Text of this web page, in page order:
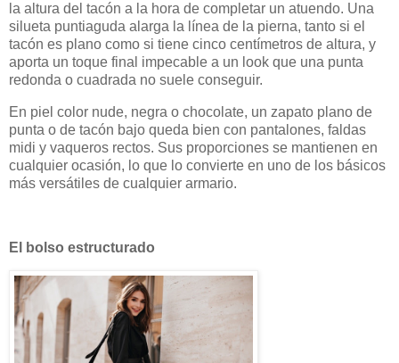
la altura del tacón a la hora de completar un atuendo. Una
silueta puntiaguda alarga la línea de la pierna, tanto si el
tacón es plano como si tiene cinco centímetros de altura, y
aporta un toque final impecable a un look que una punta
redonda o cuadrada no suele conseguir.
En piel color nude, negra o chocolate, un zapato plano de
punta o de tacón bajo queda bien con pantalones, faldas
midi y vaqueros rectos. Sus proporciones se mantienen en
cualquier ocasión, lo que lo convierte en uno de los básicos
más versátiles de cualquier armario.
El bolso estructurado